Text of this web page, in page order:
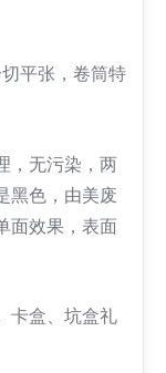
平张，卷筒特
无污染，两
黑色，由美废
面效果，表面
盒、坑盒礼